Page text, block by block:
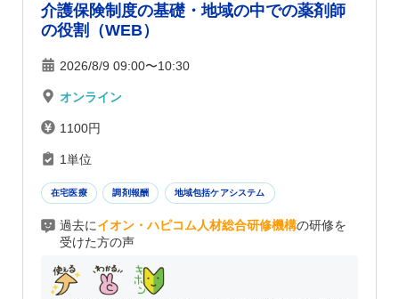
介護保険制度の基礎・地域の中での薬剤師
の役割（WEB）
2026/8/9 09:00〜10:30
オンライン
1100円
1単位
在宅医療 調剤報酬 地域包括ケアシステム
過去にイオン・ハピコム人材総合研修機構の研修を
受けた方の声